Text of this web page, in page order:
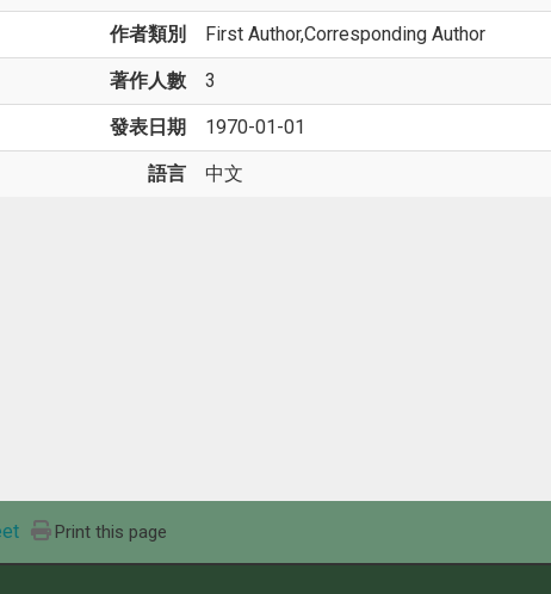
作者類別 First Author,Corresponding Author
著作人數 3
發表日期 1970-01-01
語言 中文
Print this page